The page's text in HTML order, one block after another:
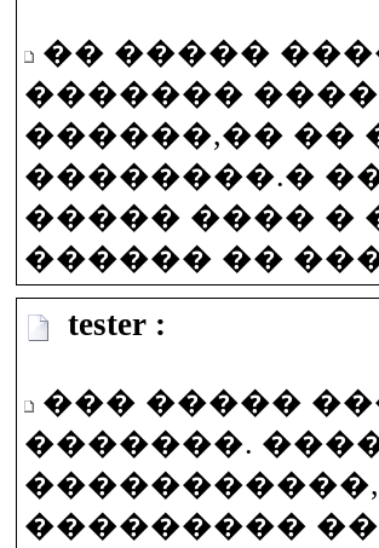
�� �����
�������
������,�� ��
��������.�
����� ���� �
������ ��
tester :
��� �����
�������.
�����������,
���������